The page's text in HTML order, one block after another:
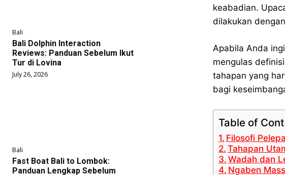
Bali
Bali Dolphin Interaction
Reviews: Panduan Sebelum Ikut
Tur di Lovina
July 26, 2026
Bali
Fast Boat Bali to Lombok:
Panduan Lengkap Sebelum
keabadian.
dilakukan
Apabila Anda
mengulas
tahapan yang
bagi
Table of
Filosofi
Tahapan
Wadah dan
Ngaben